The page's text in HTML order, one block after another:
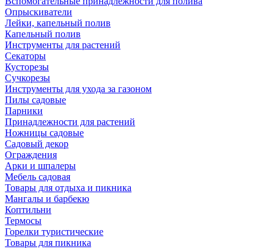
Опрыскиватели
Лейки, капельный полив
Капельный полив
Инструменты для растений
Секаторы
Кусторезы
Сучкорезы
Инструменты для ухода за газоном
Пилы садовые
Парники
Принадлежности для растений
Ножницы садовые
Садовый декор
Ограждения
Арки и шпалеры
Мебель садовая
Товары для отдыха и пикника
Мангалы и барбекю
Коптильни
Термосы
Горелки туристические
Товары для пикника